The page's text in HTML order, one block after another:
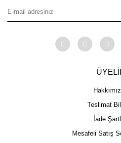
Teslimat
İade
Mesafeli Satış